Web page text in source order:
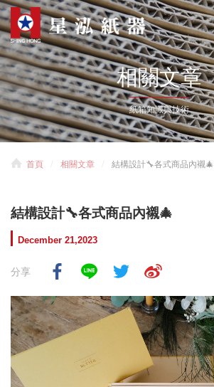
相關文章
紙箱知識與技術
首頁 相關文章 結構設計🔧各式商品內襯🎄
結構設計🔧各式商品內襯🎄
December 21,2023
分享